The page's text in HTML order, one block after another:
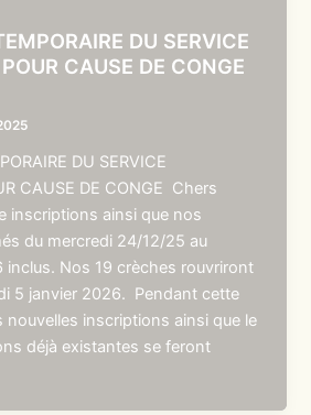
DU SERVICE
CAUSE DE CONGE
DU SERVICE
CAUSE DE CONGE Chers
inscriptions ainsi que nos
du mercredi 24/12/25 au
inclus. Nos 19 crèches rouvriront
5 janvier 2026. Pendant cette
nouvelles inscriptions ainsi que le
déjà existantes se feront